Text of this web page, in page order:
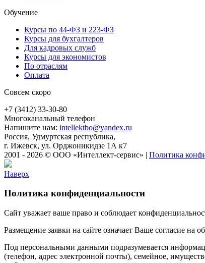
Обучение
Курсы по 44-ФЗ и 223-ФЗ
Курсы для бухгалтеров
Для кадровых служб
Курсы для экономистов
По отраслям
Оплата
Совсем скоро
+7 (3412) 33-30-80
Многоканальный телефон
Напишите нам: intellektbo@yandex.ru
Россия, Удмуртская республика,
г. Ижевск, ул. Орджоникидзе 1А к7
2001 - 2026 © ООО «Интеллект-сервис» | Политика
Наверх
Политика конфиденциальности
Сайт уважает ваше право и соблюдает
Размещение заявки на сайте означает Ваше согласие на
Под персональными данными подразумевается
(телефон, адрес электронной почты), семейное,